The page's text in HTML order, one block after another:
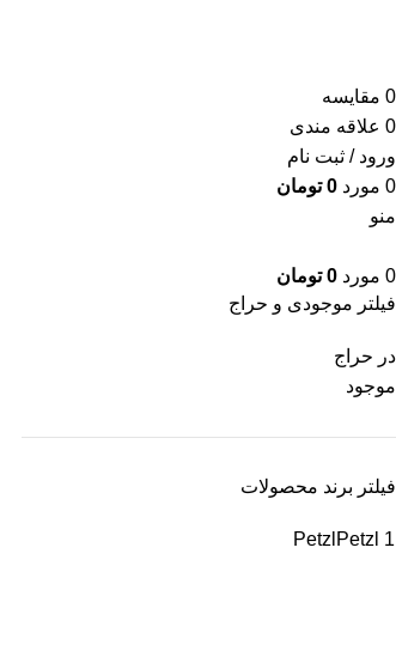
0 مقايسه
0 علاقه مندی
ورود / ثبت نام
0 مورد 0 تومان
منو
0 مورد 0 تومان
فیلتر موجودی و حراج
در حراج
موجود
فیلتر برند محصولات
Petzl Petzl 1